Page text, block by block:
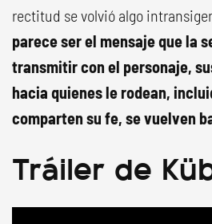
rectitud se volvió algo
parece ser el mensaje que la
transmitir con el personaje,
hacia quienes le rodean,
comparten su fe, se vuelven
Tráiler de